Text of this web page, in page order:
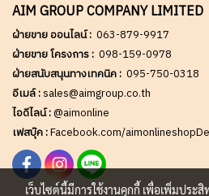
AIM GROUP COMPANY LIMITED
ฝ่ายขาย ออนไลน์ : 063-879-9917
ฝ่ายขาย โครงการ : 098-159-0978
ฝ่ายสนับสนุนทางเทคนิค : 095-750-0318
อีเมล์ :sales@aimgroup.co.th
ไอดีไลน์ :@aimonline
เฟสบุ๊ค :Facebook.com/
เว็บไซต์นี้มีการใช้งานคุกกี้ เพื่อเพิ่มปร